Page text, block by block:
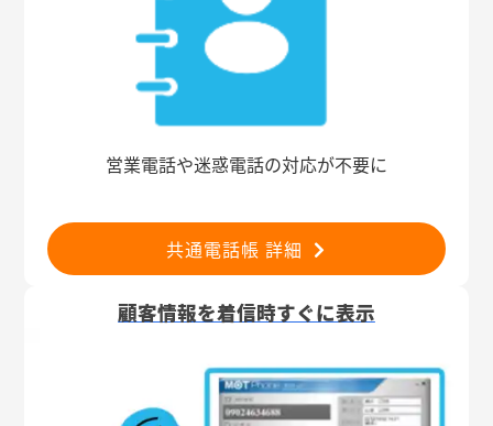
営業電話や迷惑電話の対応が不要に
共通電話帳 詳細
顧客情報を着信時すぐに表示